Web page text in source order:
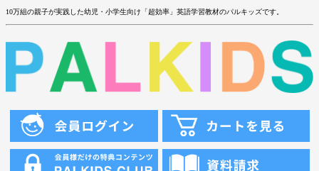
10万組の親子が実践した幼児・小学生向け「超効率」英語学習教材のパルキッズです。